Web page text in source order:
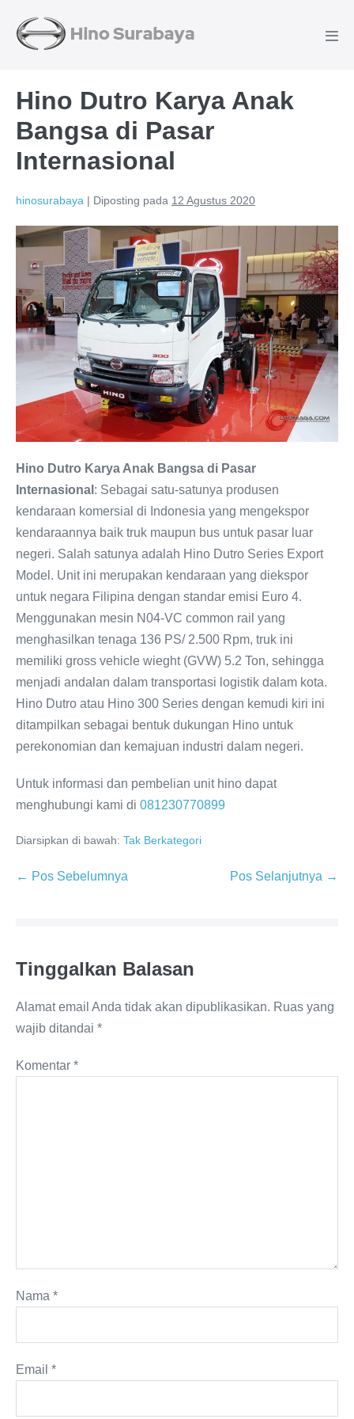
Hino Dutro Karya Anak
Bangsa di Pasar
Internasional
hinosurabaya | Diposting pada 12 Agustus 2020
Hino Dutro Karya Anak Bangsa di Pasar
Internasional : Sebagai satu-satunya produsen
kendaraan komersial di Indonesia yang mengekspor
kendaraannya baik truk maupun bus untuk pasar luar
negeri. Salah satunya adalah Hino Dutro Series Export
Model. Unit ini merupakan kendaraan yang diekspor
untuk negara Filipina dengan standar emisi Euro 4.
Menggunakan mesin N04-VC common rail yang
menghasilkan tenaga 136 PS/ 2.500 Rpm, truk ini
memiliki gross vehicle wieght (GVW) 5.2 Ton, sehingga
menjadi andalan dalam transportasi logistik dalam kota.
Hino Dutro atau Hino 300 Series dengan kemudi kiri ini
ditampilkan sebagai bentuk dukungan Hino untuk
perekonomian dan kemajuan industri dalam negeri.
Untuk informasi dan pembelian unit hino dapat
menghubungi kami di 081230770899
Diarsipkan di bawah: Tak Berkategori
← Pos Sebelumnya Pos Selanjutnya →
Tinggalkan Balasan
Alamat email Anda tidak akan dipublikasikan. Ruas yang
wajib ditandai *
Komentar *
Nama *
Email *